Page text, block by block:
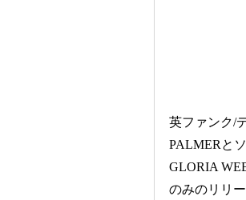
英ファンク/
PALMERと
GLORIA
のみのリリ